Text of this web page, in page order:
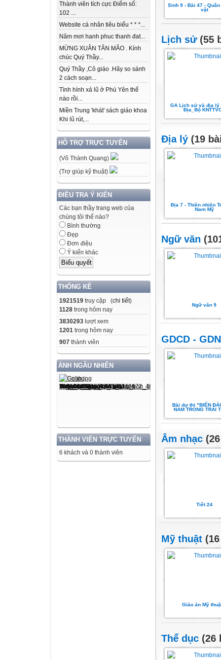
Thành viên tích cực Điểm số:
102 ...
Website cá nhân tiêu biểu * * *...
Năm mơi hanh phuc thanh đat...
MỪNG XUÂN TÂN MÃO . Kính
chúc Quý Thầy...
Quý Thầy ,Cô giáo .Hãy so sánh
2 cách soạn...
Tình hình xả lũ ở Phú Yên thế
nào rồi...
Miền Trung 'khát' sách giáo khoa
Khi lũ rút,...
HỖ TRỢ TRỰC TUYẾN
(Võ Thành Quang)
(Trợ giúp kỹ thuật)
ĐIỀU TRA Ý KIẾN
Các bạn thầy trang web của
chúng tôi thế nào?
Bình thường
Đẹp
Đơn điệu
Ý kiến khác
THỐNG KÊ
1921519 truy cập (chi tiết)
1128 trong hôm nay
3830293 lượt xem
1201 trong hôm nay
907 thành viên
ẢNH NGẪU NHIÊN
THÀNH VIÊN TRỰC TUYẾN
6 khách và 0 thành viên
Sinh 9 - Bài 47 -
vật
Lịch sử(55
GA Lịch sử và địa lý
Địa_Bộ
Địa lý (19
Địa 7 - Thiên nhiên
Nam Mỹ
Ngữ văn
Ngữ văn 9
GDCD -
Bài dự thi "BIỂN
NAM TRONG TRÁI
Âm nhạc
Tiết 24
Mỹ thuật
Giáo án Mỹ
Thể dục (26